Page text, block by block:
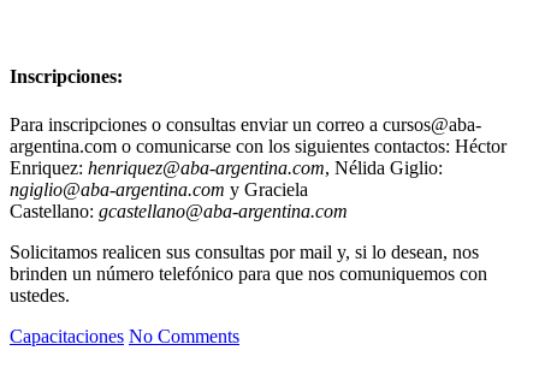
Inscripciones:
Para inscripciones o consultas enviar un correo a cursos@aba-
argentina.com o comunicarse con los siguientes contactos: Héctor
Enriquez: henriquez@aba-argentina.com, Nélida Giglio:
ngiglio@aba-argentina.com y Graciela
Castellano: gcastellano@aba-argentina.com
Solicitamos realicen sus consultas por mail y, si lo desean, nos
brinden un número telefónico para que nos comuniquemos con
ustedes.
Capacitaciones No Comments